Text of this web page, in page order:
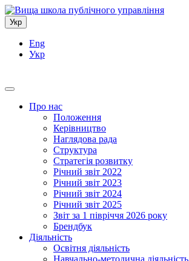
Укр
Eng
Укр
Про нас
Положення
Керівництво
Наглядова рада
Структура
Стратегія розвитку
Річний звіт 2022
Річний звіт 2023
Річний звіт 2024
Річний звіт 2025
Звіт за 1 півріччя 2026 року
Брендбук
Діяльність
Освітня діяльність
Навчально-методична діяльність